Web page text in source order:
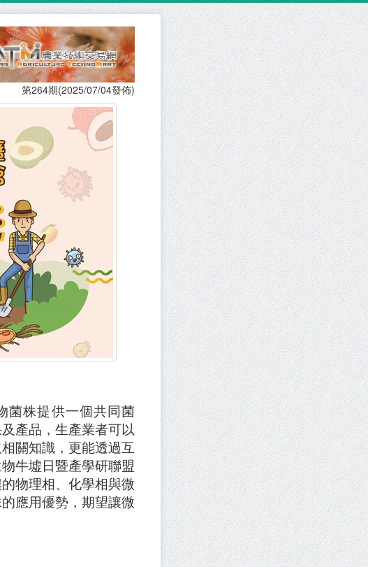
第264期(2025/07/04發佈)
菌株提供一個共同菌
產品，生產業者可以
關知識，更能透過互
牛墟日暨產學研聯盟
物理相、化學相與微
應用優勢，期望讓微